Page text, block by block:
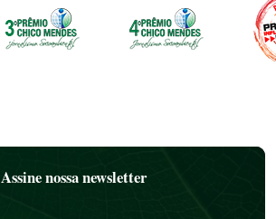
Assine nossa newsletter